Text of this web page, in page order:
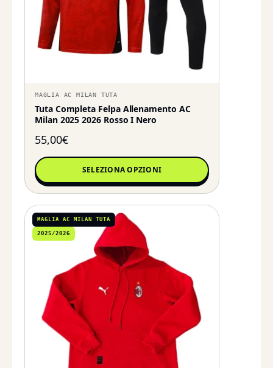
MAGLIA AC MILAN TUTA
Tuta Completa Felpa Allenamento AC
Milan 2025 2026 Rosso I Nero
55,00€
SELEZIONA OPZIONI
MAGLIA AC MILAN TUTA
2025/2026